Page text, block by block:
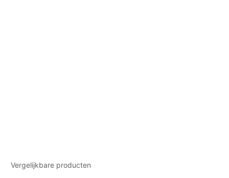
Vergelijkbare producten